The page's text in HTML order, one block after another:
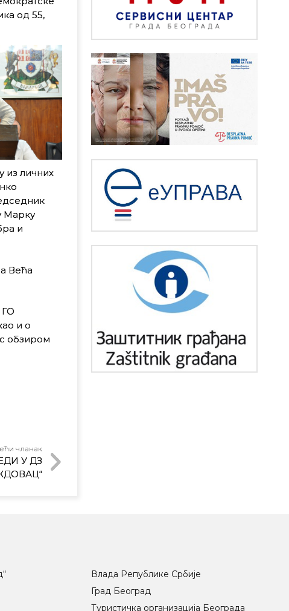
од 55,
из личних
Марку
и
Већа
ГО
и о
обзиром
чланак
У ДЗ
Влада Републике Србије
Град Београд
Туристичка организација Београда